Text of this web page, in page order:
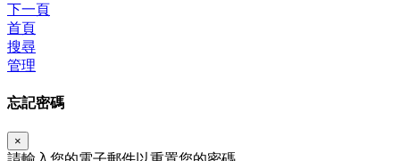
下一頁
首頁
搜尋
管理
忘記密碼
×